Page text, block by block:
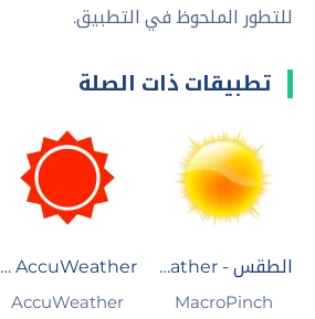
للتطور الملحوظ في التطبيق.
تطبيقات ذات الصلة
الطقس - Weather
MacroPinch‏
AccuWeather النشرة الجوية
AccuWeather